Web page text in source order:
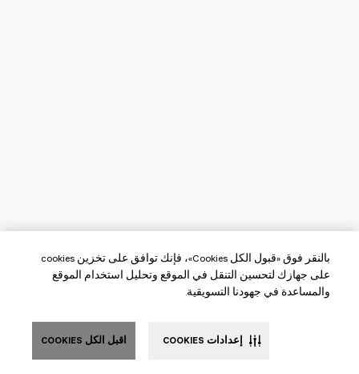
بالنقر فوق «قبول الكل Cookies»، فإنك توافق على تخزين cookies
على جهازك لتحسين التنقل في الموقع وتحليل استخدام الموقع
والمساعدة في جهودنا التسويقية.
اقبل الكل COOKIES إعدادات COOKIES